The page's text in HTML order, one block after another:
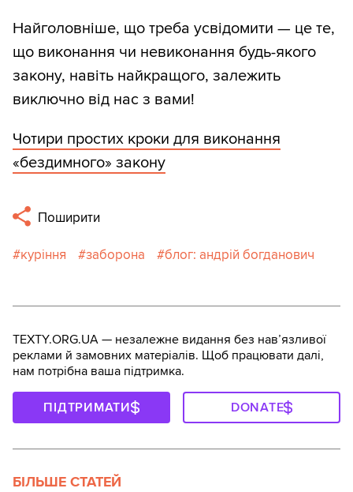
Найголовніше, що треба усвідомити — це те,
що виконання чи невиконання будь-якого
закону, навіть найкращого, залежить
виключно від нас з вами!
Чотири простих кроки для виконання
«бездимного» закону
Поширити
куріння заборона блог: андрій богданович
TEXTY.ORG.UA — незалежне видання без навʼязливої
реклами й замовних матеріалів. Щоб працювати далі,
нам потрібна ваша підтримка.
ПІДТРИМАТИ DONATE
БІЛЬШЕ СТАТЕЙ